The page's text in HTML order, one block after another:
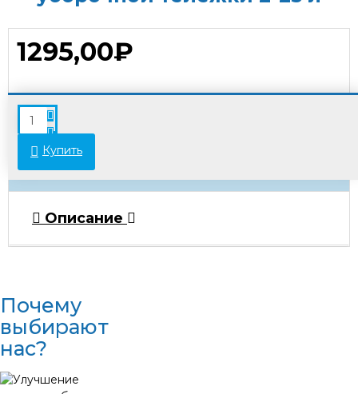
1295,00₽
Купить
В связи с переоценкой товара стоимость
некоторых позиций может отличаться от
указанной на сайте. Просьба уточнять актуальные
Описание
Почему
выбирают
нас?